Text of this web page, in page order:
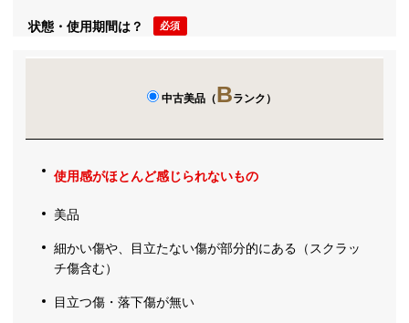
状態・使用期間は？ 必須
中古美品（Bランク）
使用感がほとんど感じられないもの
美品
細かい傷や、目立たない傷が部分的にある（スクラッ
チ傷含む）
目立つ傷・落下傷が無い